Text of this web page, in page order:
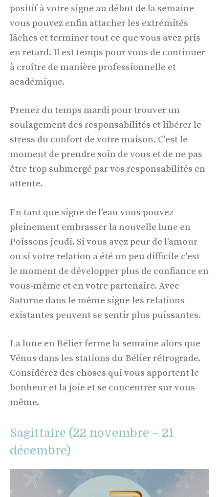
positif à votre signe au début de la semaine
vous pouvez enfin attacher les extrémités
lâches et terminer tout ce que vous avez pris
en retard. Il est temps pour vous de continuer
à croître de manière professionnelle et
académique.
Prenez du temps mardi pour trouver un
soulagement des responsabilités et libérer le
stress du confort de votre maison. C'est le
moment de prendre soin de vous et de ne pas
être trop submergé par vos responsabilités en
attente.
En tant que signe de l'eau vous pouvez
pleinement embrasser la nouvelle lune en
Poissons jeudi. Si vous avez peur de l'amour
ou si votre relation a été un peu difficile c'est
le moment de développer plus de confiance en
vous-même et en votre partenaire. Avec
Saturne dans le même signe les relations
existantes peuvent se sentir plus puissantes.
La lune en Bélier ferme la semaine alors que
Vénus dans les stations du Bélier rétrograde.
Considérez des choses qui vous apportent le
bonheur et la joie et se concentrer sur vous-
même.
Sagittaire (22 novembre – 21
décembre)